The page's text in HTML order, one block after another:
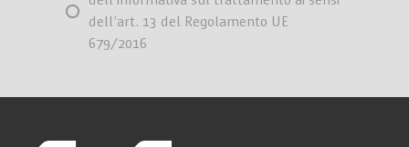
dell’art. 13 del Regolamento UE
679/2016